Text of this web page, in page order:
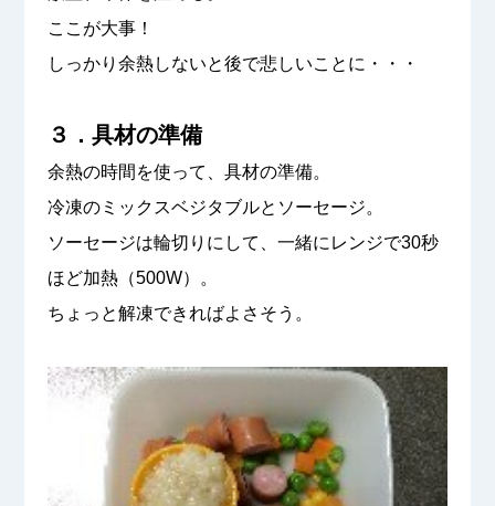
ここが大事！
しっかり余熱しないと後で悲しいことに・・・
３．具材の準備
余熱の時間を使って、具材の準備。
冷凍のミックスベジタブルとソーセージ。
ソーセージは輪切りにして、一緒にレンジで30秒
ほど加熱（500W）。
ちょっと解凍できればよさそう。